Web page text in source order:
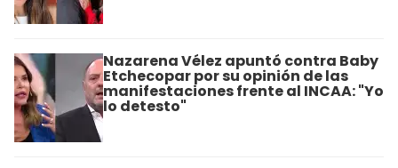
Nazarena Vélez apuntó contra Baby
Etchecopar por su opinión de las
manifestaciones frente al INCAA: "Yo
lo detesto"